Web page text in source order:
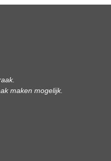
maken mogelijk.